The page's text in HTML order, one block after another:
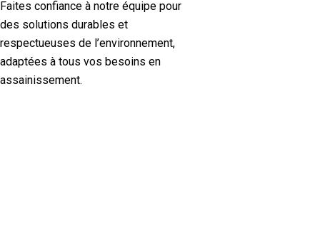
Faites confiance à notre équipe pour
des solutions durables et
respectueuses de l’environnement,
adaptées à tous vos besoins en
assainissement.